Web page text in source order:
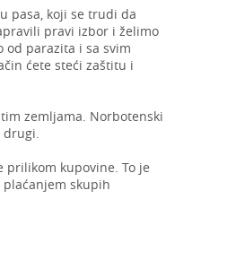
pasa, koji se trudi da
pravi izbor i želimo
od parazita i sa svim
ćete steći zaštitu i
zemljama. Norbotenski
drugi.
prilikom kupovine. To je
skupih